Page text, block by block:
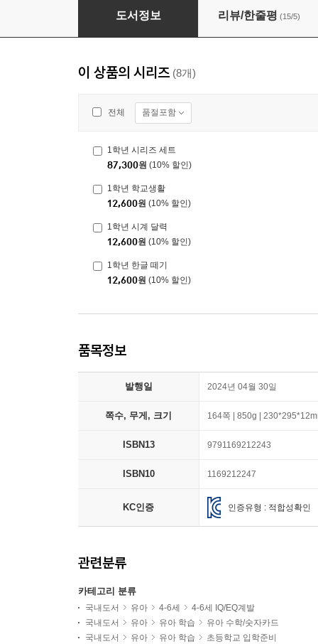
1학년 처음 수학
도서정보 리뷰/한줄평 (15/5)
이 상품의 시리즈 (8개)
전체 품절포함
1학년 시리즈 세트
87,300원 (10% 할인)
1학년 학교생활
12,600원 (10% 할인)
1학년 시계 달력
12,600원 (10% 할인)
1학년 한글 떼기
12,600원 (10% 할인)
품목정보
발행일 2024년 04월 30일
쪽수, 무게, 크기 164쪽 | 850g |
ISBN13 9791169212243
ISBN10 1169212247
KC인증 인증유형 : 적합성확인
관련분류
카테고리 분류
국내도서 유아 4-6세
4-6세 IQ/EQ계발
국내도서
유아 유아 학습
유아 수학/숫자카드
국내도서
유아 유아 학습 초등학교 입학준비